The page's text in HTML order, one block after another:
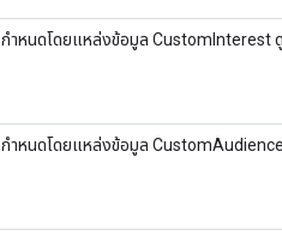
กำหนดโดยแหล่งข้อมูล CustomInterest ดู
กำหนดโดยแหล่งข้อมูล